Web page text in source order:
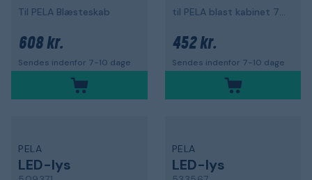
Til PELA Blæsteskab
608 kr.
Sendes indenfor 7-10 dage
til PELA blast kabinet 75506
452 kr.
Sendes indenfor 7-10 dage
PELA
LED-lys
PELA
LED-lys